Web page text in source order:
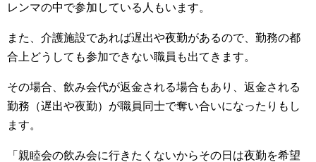
レンマの中で参加している人もいます。
また、介護施設であれば遅出や夜勤があるので、勤務の都
合上どうしても参加できない職員も出てきます。
その場合、飲み会代が返金される場合もあり、返金される
勤務（遅出や夜勤）が職員同士で奪い合いになったりもし
ます。
「親睦会の飲み会に行きたくないからその日は夜勤を希望